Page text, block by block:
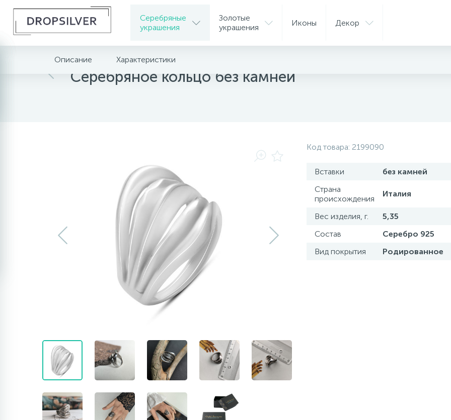
Серебряные
украшения
Золотые
украшения
Иконы Декор
Главная Серебряные украшения
Серебряное кольцо без камней
Описание Характеристики
Код товара: 2199090
Вставки
без камней
Страна
происхождения
Италия
Вес изделия, г.
5,35
Состав
Серебро 925
Вид покрытия
Родированное